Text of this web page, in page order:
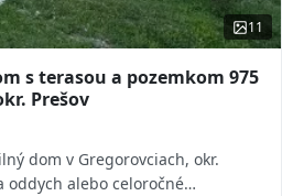
11
s terasou a pozemkom 975
Prešov
dom v Gregorovciach, okr.
oddych alebo celoročné